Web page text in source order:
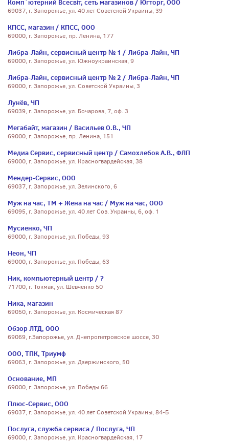
Комп`ютерний Всесвiт, сеть магазинов / Югторг, ООО
69037, г. Запорожье, ул. 40 лет Советской Украины, 39
КПСС, магазин / КПСС, ООО
69000, г. Запорожье, пр. Ленина, 177
Либра-Лайн, сервисный центр № 1 / Либра-Лайн, ЧП
69000, г. Запорожье, ул. Южноукраинская, 9
Либра-Лайн, сервисный центр № 2 / Либра-Лайн, ЧП
69000, г. Запорожье, ул. Советской Украины, 3
Лунёв, ЧП
69039, г. Запорожье, ул. Бочарова, 7, оф. 3
Мегабайт, магазин / Васильев О.В., ЧП
69000, г. Запорожье, пр. Ленина, 151
Медиа Сервис, сервисный центр / Самохлебов А.В., ФЛП
69000, г. Запорожье, ул. Красногвардейская, 38
Мендер-Сервис, ООО
69037, г. Запорожье, ул. Зелинского, 6
Муж на час, ТМ + Жена на час / Муж на час, ООО
69095, г. Запорожье, ул. 40 лет Сов. Украины, 6, оф. 1
Мусиенко, ЧП
69000, г. Запорожье, ул. Победы, 93
Неон, ЧП
69000, г. Запорожье, ул. Победы, 63
Ник, компьютерный центр / ?
71700, г. Токмак, ул. Шевченко 50
Ника, магазин
69050, г. Запорожье, ул. Космическая 87
Обзор ЛТД, ООО
69069, г.Запорожье, ул. Днепропетровское шоссе, 30
ООО, ТПК, Триумф
69063, г. Запорожье, ул. Дзержинского, 50
Основание, МП
69000, г. Запорожье, ул. Победы 66
Плюс-Сервис, ООО
69037, г. Запорожье, ул. 40 лет Советской Украины, 84-Б
Послуга, служба сервиса / Послуга, ЧП
69000, г. Запорожье, ул. Красногвардейская, 17